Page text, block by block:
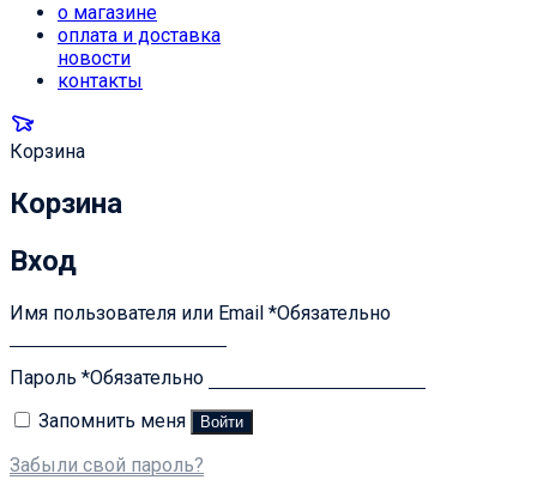
о магазине
оплата и доставка
новости
контакты
Корзина
Корзина
Вход
Имя пользователя или Email *Обязательно
Пароль *Обязательно
Запомнить меня
Войти
Забыли свой пароль?